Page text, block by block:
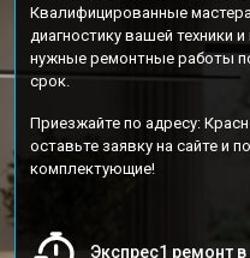
Квалифицированные
диагностику вашей техники
нужные ремонтные работы
срок.
Приезжайте по адресу:
оставьте заявку на сайте и
комплектующие!
Экспрес1 ремонт